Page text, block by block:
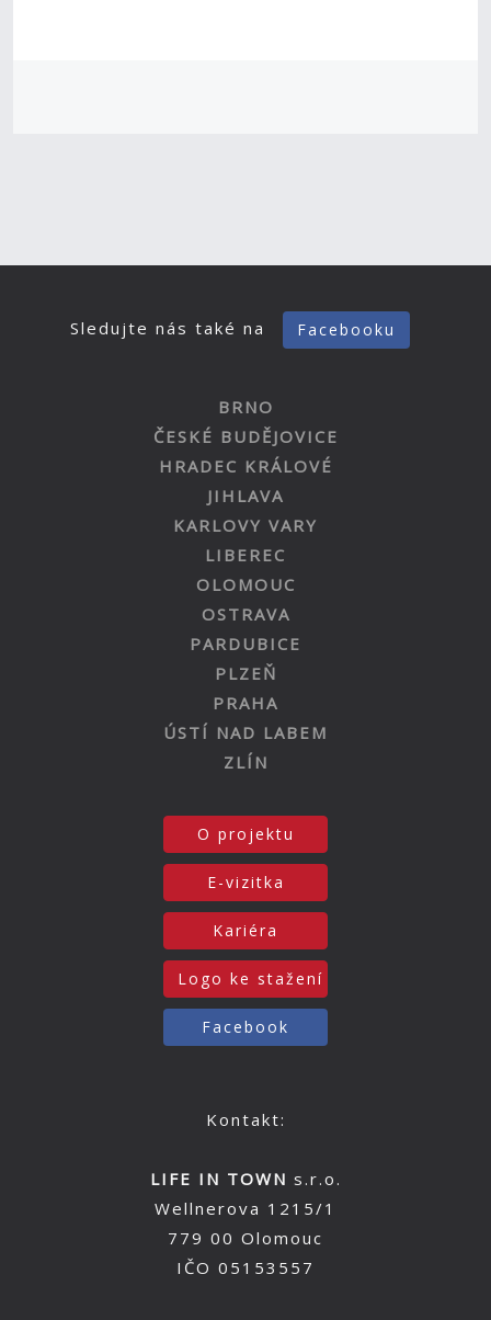
Sledujte nás také na Facebooku
BRNO
ČESKÉ BUDĚJOVICE
HRADEC KRÁLOVÉ
JIHLAVA
KARLOVY VARY
LIBEREC
OLOMOUC
OSTRAVA
PARDUBICE
PLZEŇ
PRAHA
ÚSTÍ NAD LABEM
ZLÍN
O projektu
E-vizitka
Kariéra
Logo ke stažení
Facebook
Kontakt:
LIFE IN TOWN s.r.o.
Wellnerova 1215/1
779 00 Olomouc
IČO 05153557